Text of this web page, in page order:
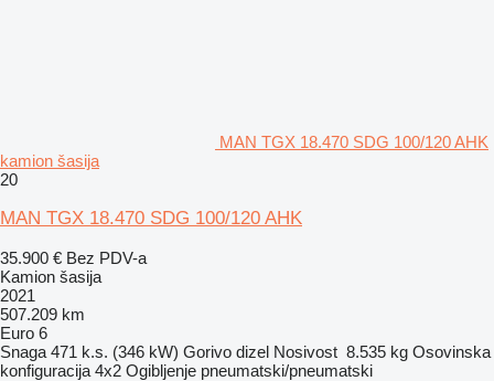
MAN TGX 18.470 SDG 100/120 AHK
kamion šasija
20
MAN TGX 18.470 SDG 100/120 AHK
35.900 € Bez PDV-a
Kamion šasija
2021
507.209 km
Euro 6
Snaga 471 k.s. (346 kW) Gorivo dizel Nosivost 8.535 kg Osovinska
konfiguracija 4x2 Ogibljenje pneumatski/pneumatski